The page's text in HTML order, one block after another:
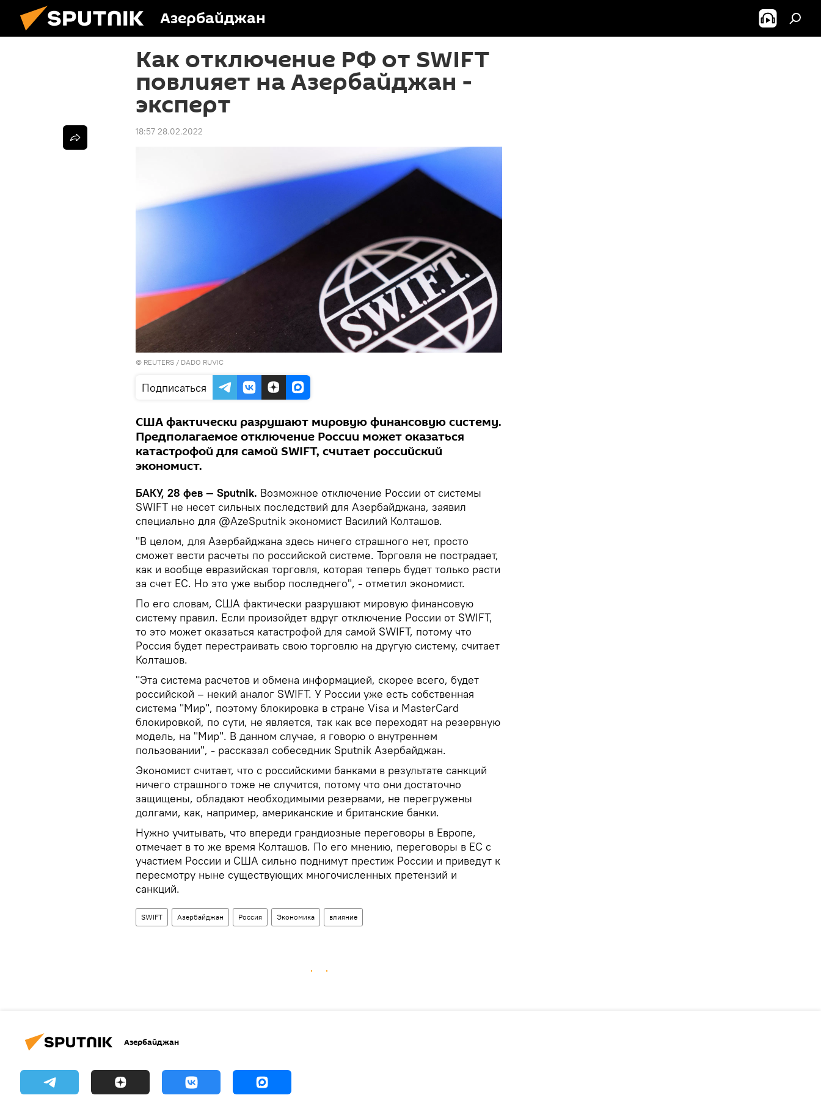
Азербайджан
Как отключение РФ от SWIFT
повлияет на Азербайджан -
эксперт
18:57 28.02.2022
© REUTERS / DADO RUVIC
Подписаться
США фактически разрушают мировую финансовую систему.
Предполагаемое отключение России может оказаться
катастрофой для самой SWIFT, считает российский
экономист.
БАКУ, 28 фев — Sputnik. Возможное отключение России от системы
SWIFT не несет сильных последствий для Азербайджана, заявил
специально для @AzeSputnik экономист Василий Колташов.
"В целом, для Азербайджана здесь ничего страшного нет, просто
сможет вести расчеты по российской системе. Торговля не пострадает,
как и вообще евразийская торговля, которая теперь будет только расти
за счет ЕС. Но это уже выбор последнего", - отметил экономист.
По его словам, США фактически разрушают мировую финансовую
систему правил. Если произойдет вдруг отключение России от SWIFT,
то это может оказаться катастрофой для самой SWIFT, потому что
Россия будет перестраивать свою торговлю на другую систему, считает
Колташов.
"Эта система расчетов и обмена информацией, скорее всего, будет
российской – некий аналог SWIFT. У России уже есть собственная
система "Мир", поэтому блокировка в стране Visa и MasterCard
блокировкой, по сути, не является, так как все переходят на резервную
модель, на "Мир". В данном случае, я говорю о внутреннем
пользовании", - рассказал собеседник Sputnik Азербайджан.
Экономист считает, что с российскими банками в результате санкций
ничего страшного тоже не случится, потому что они достаточно
защищены, обладают необходимыми резервами, не перегружены
долгами, как, например, американские и британские банки.
Нужно учитывать, что впереди грандиозные переговоры в Европе,
отмечает в то же время Колташов. По его мнению, переговоры в ЕС с
участием России и США сильно поднимут престиж России и приведут к
пересмотру ныне существующих многочисленных претензий и
санкций.
SWIFT Азербайджан Россия Экономика влияние
Азербайджан